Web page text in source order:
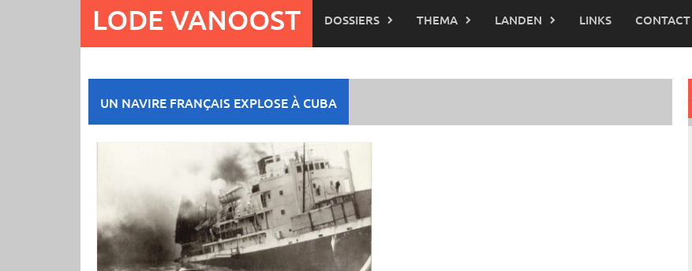
LODE VANOOST DOSSIERS THEMA LANDEN LINKS CONTACT
UN NAVIRE FRANÇAIS EXPLOSE À CUBA